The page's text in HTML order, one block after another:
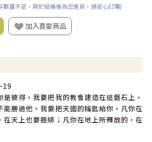
數量不足，將於結帳後為您進貨，請安心訂購)
加入喜愛商品
是彼得，我要把我的教會建造在這磐石上，
能勝過他。我要把天國的鑰匙給你，凡你在
在天上也要捆綁；凡你在地上所釋放的，在